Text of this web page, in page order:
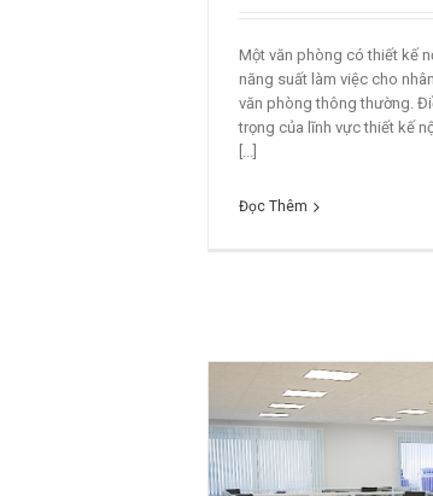
Một văn phòng có thiết kế
năng suất làm việc cho
văn phòng thông thường.
trọng của lĩnh vực thiết kế
Đọc Thêm